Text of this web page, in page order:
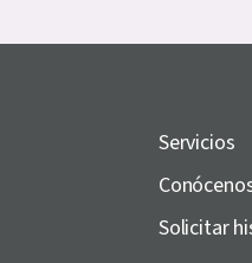
Servicios
Solicitar